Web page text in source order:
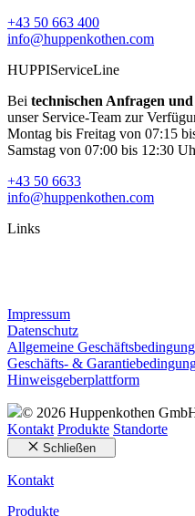
+43 50 663 400
info@huppenkothen.com
HUPPIServiceLine
Bei technischen Anfragen
unser Service-Team zur
Montag bis Freitag von 07:15
Samstag von 07:00 bis 12:30
+43 50 6633
info@huppenkothen.com
Links
Impressum
Datenschutz
Allgemeine
Geschäfts- &
Hinweisgeberplattform
© 2026 Huppenkothen
Kontakt Produkte Standorte
Schließen
Kontakt
Produkte